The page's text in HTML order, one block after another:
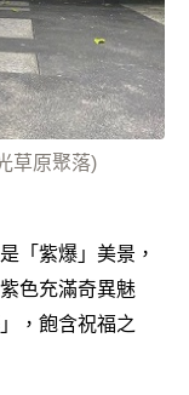
草原聚落)
「紫爆」美景，
色充滿奇異魅
，飽含祝福之